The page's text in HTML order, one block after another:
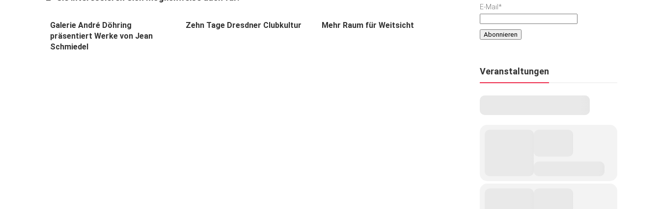
Galerie André Döhring
präsentiert Werke von Jean
Schmiedel
Zehn Tage Dresdner Clubkultur Mehr Raum für Weitsicht
E-Mail*
Veranstaltungen